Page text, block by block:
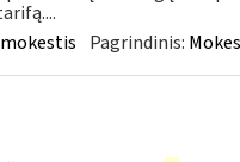
Pagrindinis: